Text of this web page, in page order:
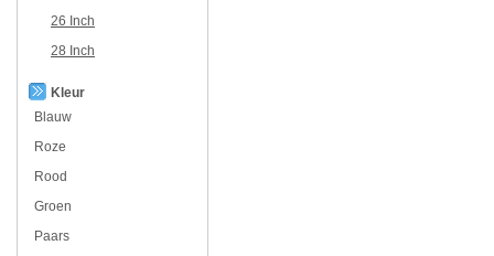
26 Inch
28 Inch
Kleur
Blauw
Roze
Rood
Groen
Paars